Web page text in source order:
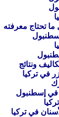
تحتاج معرفته
ونتائج
في تركيا
في إسطنبول
في تركيا